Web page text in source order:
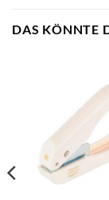
DAS KÖNNTE